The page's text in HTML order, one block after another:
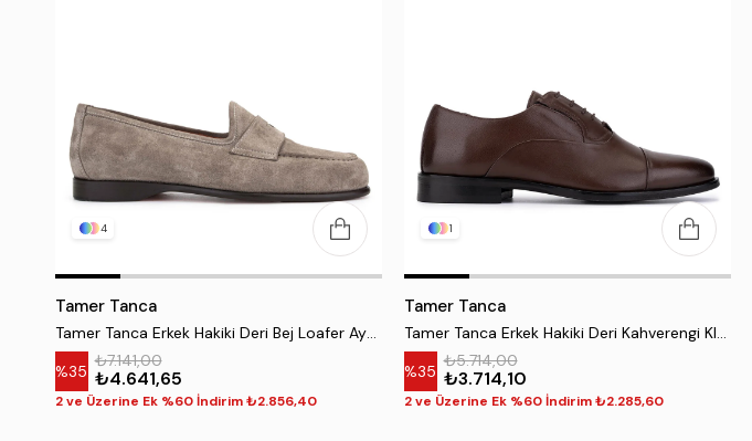
4
Tamer Tanca
Tamer Tanca Erkek Hakiki Deri Bej Loafer Ayakkabı
%35 ₺4.641,65
₺7.141,00
2 ve Üzerine Ek %60 İndirim ₺2.856,40
1
Tamer Tanca
Tamer Tanca Erkek Hakiki Deri Kahverengi Klasik Ayakkabı
%35 ₺3.714,10
₺5.714,00
2 ve Üzerine Ek %60 İndirim ₺2.285,60